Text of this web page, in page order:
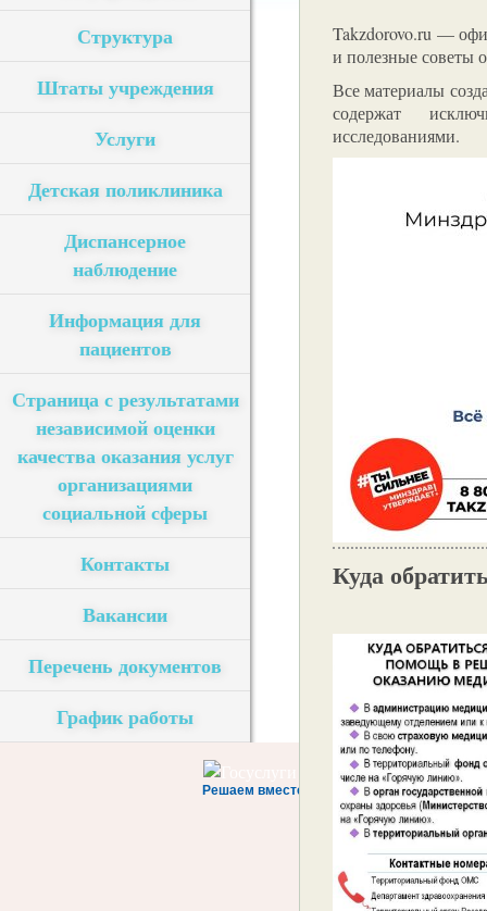
Структура
Штаты учреждения
Услуги
Детская поликлиника
Диспансерное
наблюдение
Информация для
пациентов
Страница с результатами
независимой оценки
качества оказания услуг
организациями
социальной сферы
Контакты
Вакансии
Перечень документов
График работы
Решаем вместе
Takzdorovo.ru —
и полезные советы
Все материалы
содержат
исследованиями.
Куда